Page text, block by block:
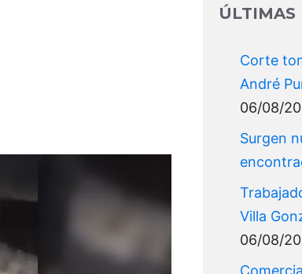
ÚLTIMAS
Corte
André
06/08/
Surgen
Villa
06/08/